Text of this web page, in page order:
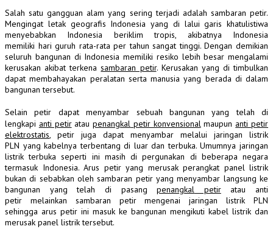
Salah satu gangguan alam yang sering terjadi adalah sambaran petir.
Mengingat letak geografis Indonesia yang di lalui garis khatulistiwa
menyebabkan Indonesia beriklim tropis, akibatnya Indonesia
memiliki hari guruh rata-rata per tahun sangat tinggi. Dengan demikian
seluruh bangunan di Indonesia memiliki resiko lebih besar mengalami
kerusakan akibat terkenasambaran petir. Kerusakan yang di timbulkan
dapat membahayakan peralatan serta manusia yang berada di dalam
bangunan tersebut.
Selain petir dapat menyambar sebuah bangunan yang telah di
lengkapi anti petirataupenangkal petir konvensionalmaupun anti petir
elektrostatis, petir juga dapat menyambar melalui jaringan listrik
PLN yang kabelnya terbentang di luar dan terbuka. Umumnya jaringan
listrik terbuka seperti ini masih di pergunakan di beberapa negara
termasuk Indonesia. Arus petir yang merusak perangkat panel listrik
bukan di sebabkan olehsambaran petir yang menyambar langsung ke
bangunan yang telah di pasangpenangkal petiratau anti
petir melainkan sambaran petir mengenai jaringan listrik PLN
sehingga arus petir ini masuk ke bangunan mengikuti kabel listrik dan
merusak panel listrik tersebut.